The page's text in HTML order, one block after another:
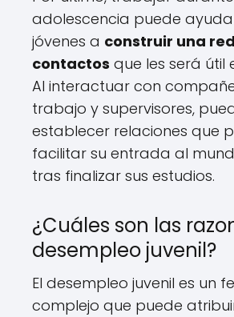
adolescencia puede
jóvenes a construir una
contactos que les será útil
Al interactuar con
trabajo y supervisores,
establecer relaciones que
facilitar su entrada al
tras finalizar sus estudios.
¿Cuáles son las
desempleo juvenil?
El desempleo juvenil es un
complejo que puede